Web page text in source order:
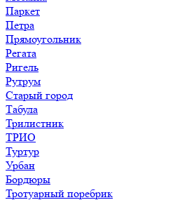
Паркет
Петра
Прямоугольник
Регата
Ригель
Рутрум
Старый город
Табула
Трилистник
ТРИО
Туртур
Урбан
Бордюры
Тротуарный поребрик